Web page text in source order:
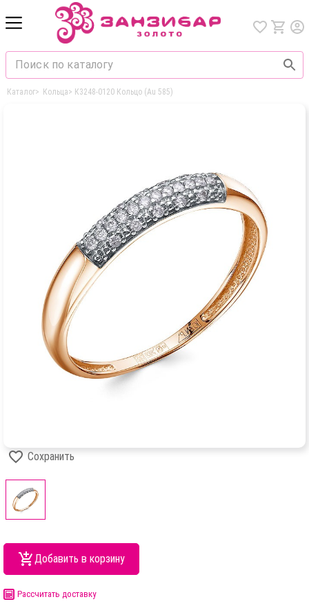
Каталог> Кольца> К3248-0120 Кольцо (Au 585)
Сохранить
Добавить в корзину
Рассчитать доставку